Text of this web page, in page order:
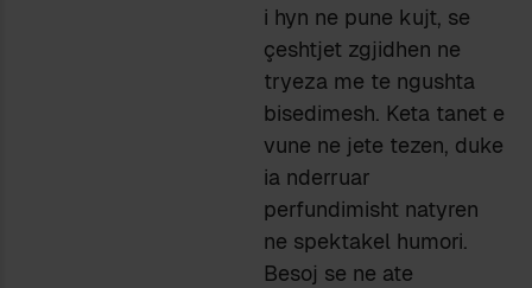
i hyn ne pune kujt, se
çeshtjet zgjidhen ne
tryeza me te ngushta
bisedimesh. Keta tanet e
vune ne jete tezen, duke
ia nderruar
perfundimisht natyren
ne spektakel humori.
Besoj se ne ate